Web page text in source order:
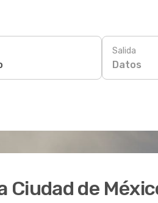
Salida
Datos
Ciudad de